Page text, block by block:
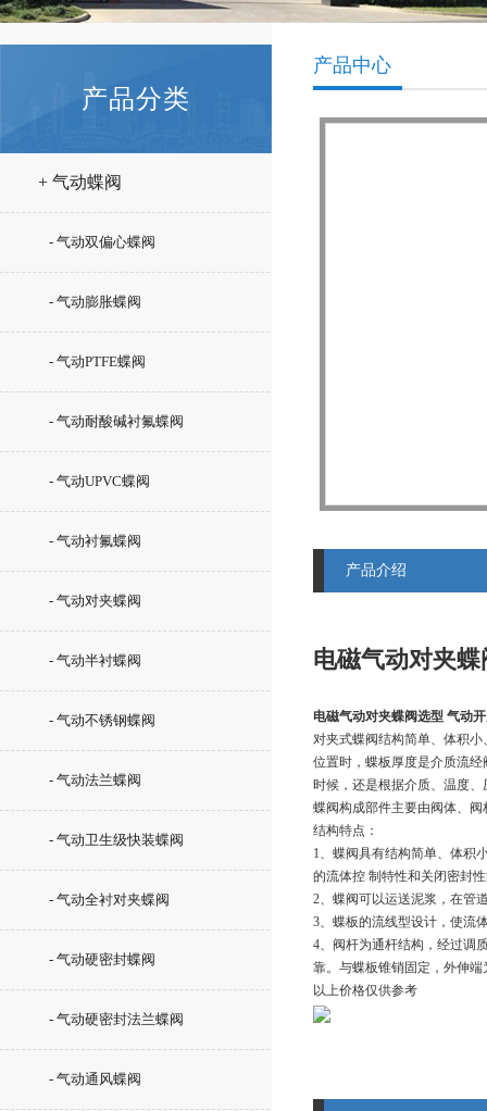
产品分类
+ 气动蝶阀
- 气动双偏心蝶阀
- 气动膨胀蝶阀
- 气动PTFE蝶阀
- 气动耐酸碱衬氟蝶阀
- 气动UPVC蝶阀
- 气动衬氟蝶阀
- 气动对夹蝶阀
- 气动半衬蝶阀
- 气动不锈钢蝶阀
- 气动法兰蝶阀
- 气动卫生级快装蝶阀
- 气动全衬对夹蝶阀
- 气动硬密封蝶阀
- 气动硬密封法兰蝶阀
- 气动通风蝶阀
产品中心
产品介绍
电磁气动对夹
电磁气动对夹蝶阀选型 气动
对夹式蝶阀结构简单、体积
位置时，蝶板厚度是介质流
时候，还是根据介质、温度
蝶阀构成部件主要由阀体、
结构特点：
1、蝶阀具有结构简单、体积
的流体控 制特性和关闭密封
2、蝶阀可以运送泥浆，在管
3、蝶板的流线型设计，使流
4、阀杆为通杆结构，经过调
靠。与蝶板锥销固定，外伸
以上价格仅供参考